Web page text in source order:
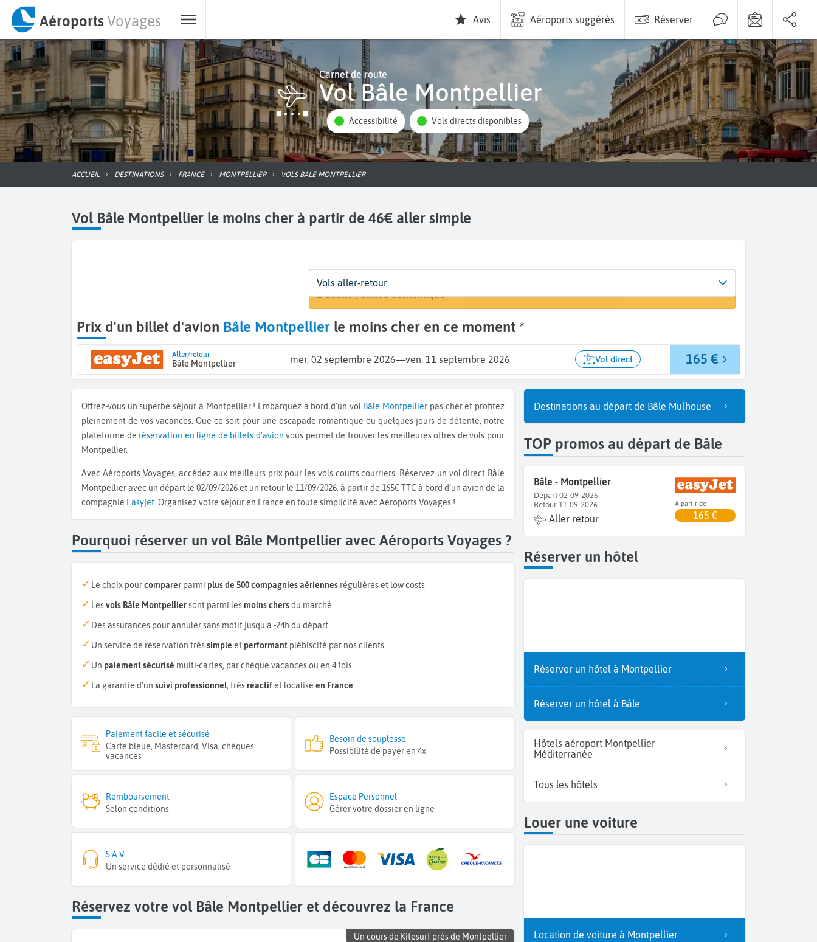
AéroportsVoyages Avis Aéroports suggérés Réserver
Carnet de route
Vol Bâle Montpellier
Accessibilité Vols directs disponibles
ACCUEIL DESTINATIONS FRANCE MONTPELLIER VOLS BÂLE MONTPELLIER
Vol Bâle Montpellier le moins cher à partir de 46€ aller simple
Départ
Bâle (BSL) Montpellier (MPL)
Dates
2 sept. - 11 sept.
Voyageurs | Classe
1 adulte | Classe économique
Vols aller-retour
Prix d'un billet d'avion Bâle Montpellier le moins cher en ce moment *
Aller/retour
Bâle Montpellier mer. 02 septembre 2026—ven. 11 septembre 2026 Vol direct 165 €
Offrez-vous un superbe séjour à Montpellier ! Embarquez à bord d’un vol Bâle Montpellier pas cher et profitez
pleinement de vos vacances. Que ce soit pour une escapade romantique ou quelques jours de détente, notre
plateforme de réservation en ligne de billets d’avion vous permet de trouver les meilleures offres de vols pour
Montpellier.
Avec Aéroports Voyages, accédez aux meilleurs prix pour les vols courts courriers. Réservez un vol direct Bâle
Montpellieravec un départ le 02/09/2026 et un retour le 11/09/2026, à partir de 165€ TTC à bord d’un avion de la
compagnie Easyjet . Organisez votre séjour en France en toute simplicité avec Aéroports Voyages !
Pourquoi réserver un vol Bâle Montpellier avec Aéroports Voyages ?
Le choix pourcomparer parmi plus de 500 compagnies aériennes régulières et low costs
Lesvols Bâle Montpelliersont parmi les moins chersdu marché
Des assurances pour annuler sans motif jusqu’à -24h du départ
Un service de réservation trèssimple et performant plébiscité par nos clients
Un paiement sécurisé multi-cartes, par chèque vacances ou en 4 fois
La garantie d'un suivi professionnel, très réactifet localisé en France
Paiement facile et sécurisé
Carte bleue, Mastercard, Visa, chèques
vacances
Besoin de souplesse
Possibilité de payer en 4x
Remboursement
Selon conditions
Espace Personnel
Gérer votre dossier en ligne
S.A.V.
Un service dédié et personnalisé
Réservez votre vol Bâle Montpellier et découvrez la France
Un cours de Kitesurf près de Montpellier
Destinations au départ de Bâle Mulhouse
TOP promos au départ de Bâle
Bâle - Montpellier
Départ 02-09-2026
Retour 11-09-2026
Aller retour
A partir de
165 €
Réserver un hôtel
Réserver un hôtel à Montpellier
Réserver un hôtel à Bâle
Hôtels aéroport Montpellier
Méditerranée
Tous les hôtels
Louer une voiture
Location de voiture à Montpellier